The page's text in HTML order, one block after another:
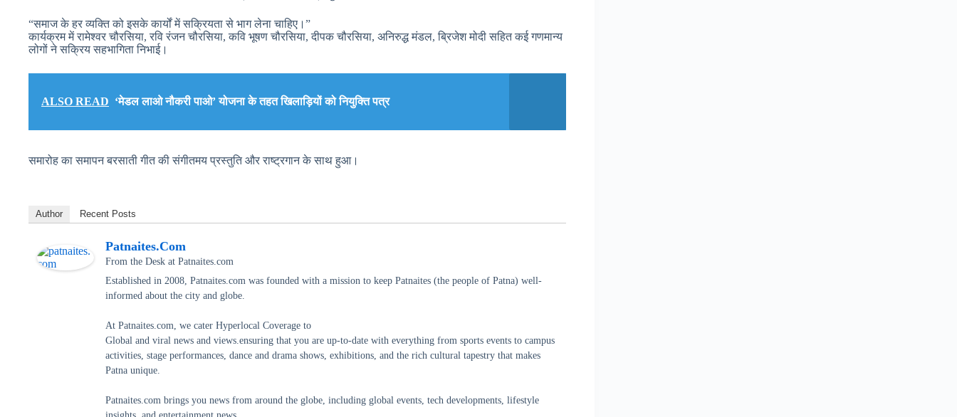
“समाज के हर व्यक्ति को इसके कार्यों में सक्रियता से भाग लेना चाहिए।”
कार्यक्रम में रामेश्वर चौरसिया, रवि रंजन चौरसिया, कवि भूषण चौरसिया, दीपक चौरसिया, अनिरुद्ध मंडल, ब्रिजेश मोदी सहित कई गणमान्य
लोगों ने सक्रिय सहभागिता निभाई।
ALSO READ ‘मेडल लाओ नौकरी पाओ’ योजना के तहत खिलाड़ियों को नियुक्ति पत्र
समारोह का समापन बरसाती गीत की संगीतमय प्रस्तुति और राष्ट्रगान के साथ हुआ।
Author Recent Posts
Patnaites.com
From the Desk at Patnaites.com
Established in 2008, Patnaites.com was founded with a mission to keep Patnaites (the people of Patna) well-
informed about the city and globe.
At Patnaites.com, we cater Hyperlocal Coverage to
Global and viral news and views.ensuring that you are up-to-date with everything from sports events to campus
activities, stage performances, dance and drama shows, exhibitions, and the rich cultural tapestry that makes
Patna unique.
Patnaites.com brings you news from around the globe, including global events, tech developments, lifestyle